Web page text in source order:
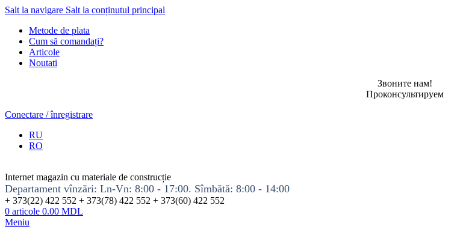
Salt la navigare Salt la conținutul principal
Metode de plata
Cum să comandați?
Articole
Noutati
Звоните нам!
Проконсультируем
Conectare / înregistrare
RU
RO
Internet magazin cu materiale de construcție
Departament vînzări: Ln-Vn: 8:00 - 17:00. Sîmbătă: 8:00 - 14:00
+ 373(22) 422 552 + 373(78) 422 552 + 373(60) 422 552
0 articole 0.00 MDL
Meniu